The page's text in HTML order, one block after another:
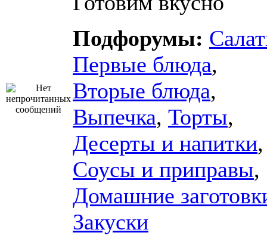
Подфорумы:
Первые блюда,
Вторые блюда,
Выпечка, Торты,
Десерты и напитки,
Соусы и приправы,
Домашние
Закуски